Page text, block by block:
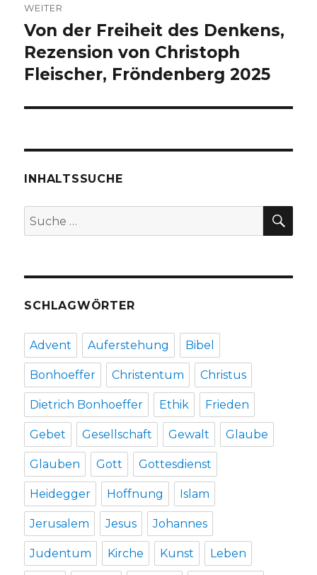
WEITER
Nächster
Beitrag:
Von der Freiheit des Denkens,
Rezension von Christoph
Fleischer, Fröndenberg 2025
INHALTSSUCHE
Suche
nach:
SCHLAGWÖRTER
Advent Auferstehung Bibel
Bonhoeffer Christentum Christus
Dietrich Bonhoeffer Ethik Frieden
Gebet Gesellschaft Gewalt Glaube
Glauben Gott Gottesdienst
Heidegger Hoffnung Islam
Jerusalem Jesus Johannes
Judentum Kirche Kunst Leben